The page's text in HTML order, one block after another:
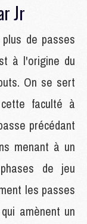
Jr
de passes
à l'origine du
On se sert
faculté à
précédant
menant à un
de jeu
les passes
amènent un